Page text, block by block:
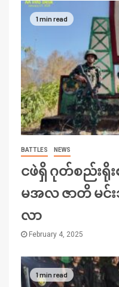
1 min read
BATTLES NEWS
ငဖဲရှိ ဂုတ်စည်းရိုး
မအလ ဇာတိ မင်
လာ
February 4, 2025
1 min read